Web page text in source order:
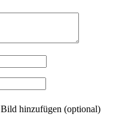
Bild hinzufügen (optional)